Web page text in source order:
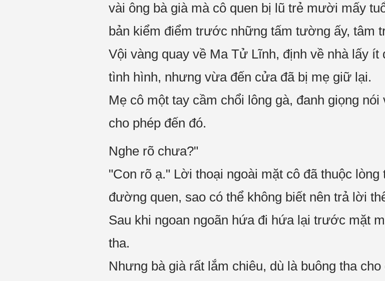
vài ông bà già mà cô quen bị lũ trẻ mười mấy
bản kiểm điểm trước những tấm tường ấy, tâm
Vội vàng quay về Ma Tử Lĩnh, định về nhà lấy
tình hình, nhưng vừa đến cửa đã bị mẹ giữ lại.
Mẹ cô một tay cầm chổi lông gà, đanh giọng
cho phép đến đó.
Nghe rõ chưa?"
"Con rõ ạ." Lời thoại ngoài mặt cô đã thuộc
đường quen, sao có thể không biết nên trả lời
Sau khi ngoan ngoãn hứa đi hứa lại trước mặt
tha.
Nhưng bà già rất lắm chiêu, dù là buông tha